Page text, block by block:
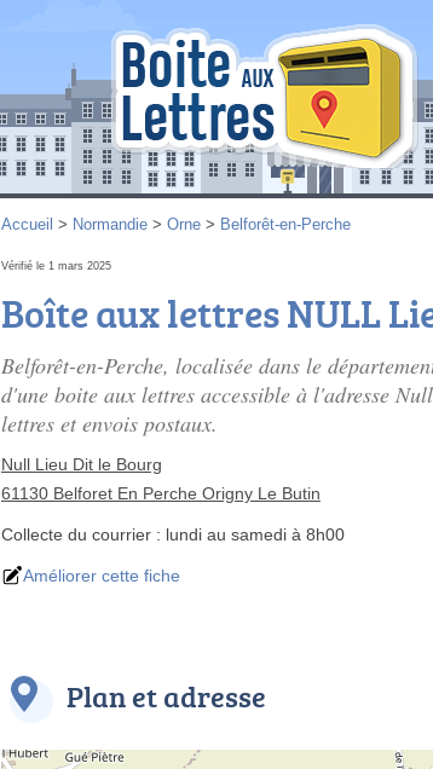
Accueil > Normandie > Orne > Belforêt-en-Perche
Vérifié le 1 mars 2025
Boîte aux lettres NULL
Belforêt-en-Perche, localisée dans le
d'une boite aux lettres accessible à l'adresse
lettres et envois postaux.
Null Lieu Dit le Bourg
61130 Belforet En Perche Origny Le Butin
Collecte du courrier : lundi au samedi à 8h00
Améliorer cette fiche
Plan et adresse